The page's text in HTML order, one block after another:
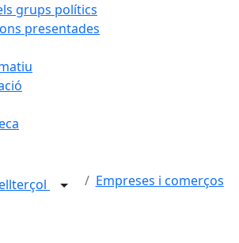
grups polítics
presentades
Empreses i comerços